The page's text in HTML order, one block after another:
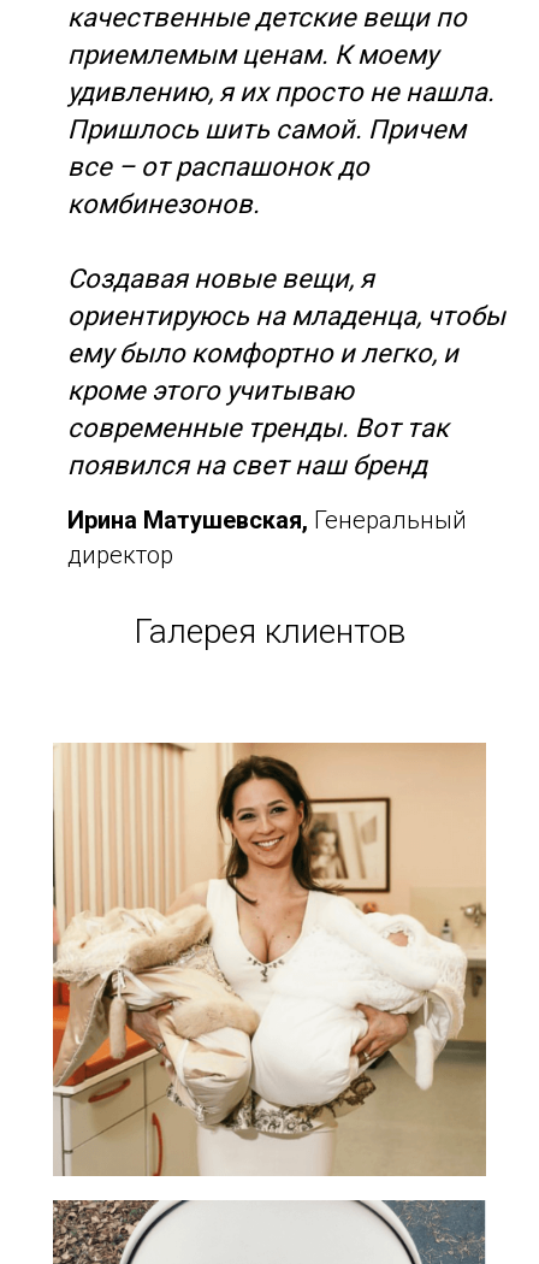
качественные детские вещи по
приемлемым ценам. К моему
удивлению, я их просто не нашла.
Пришлось шить самой. Причем
все – от распашонок до
комбинезонов.
Создавая новые вещи, я
ориентируюсь на младенца, чтобы
ему было комфортно и легко, и
кроме этого учитываю
современные тренды. Вот так
появился на свет наш бренд
Ирина Матушевская, Генеральный
директор
Галерея клиентов